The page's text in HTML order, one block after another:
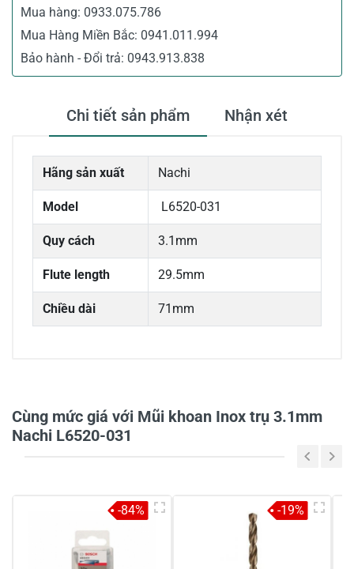
Mua hàng: 0933.075.786
Mua Hàng Miền Bắc: 0941.011.994
Bảo hành - Đổi trả: 0943.913.838
Chi tiết sản phẩm Nhận xét
Hãng sản xuất Nachi
Model L6520-031
Quy cách 3.1mm
Flute length 29.5mm
Chiều dài 71mm
-
2
-
1
-
Cùng mức giá với Mũi khoan Inox trụ 3.1mm
Nachi L6520-031
-84% -19%